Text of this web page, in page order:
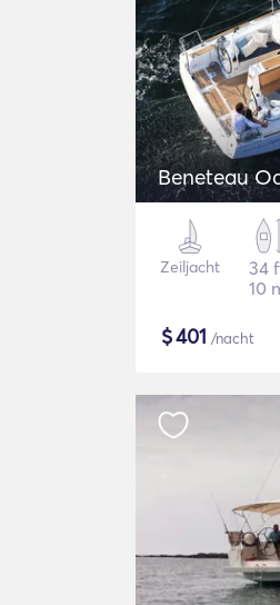
Beneteau
Zeiljacht
34
10
$401 /nacht